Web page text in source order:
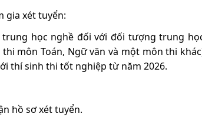
gia xét tuyển:
học nghề đối với đối tượng trung
môn Toán, Ngữ văn và một môn thi
thí sinh thi tốt nghiệp từ năm 2026.
hồ sơ xét tuyển.